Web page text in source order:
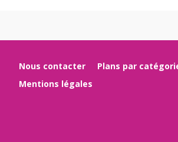
Nous contacter
Plans par
Mentions légales